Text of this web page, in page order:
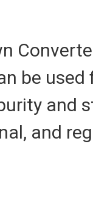
be used
and
and